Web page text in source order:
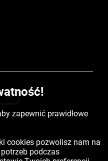
zapewnić prawidłowe
cookies pozwolisz nam na
podczas